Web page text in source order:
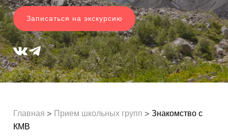
Записаться на экскурсию
Главная > Прием школьных групп >Знакомство с
КМВ